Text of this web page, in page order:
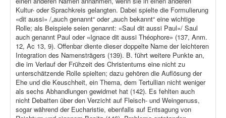
Kultur- oder Sprachkreis gelangten. Dabei spielte die Formulierung
«dit aussi» /„auch genannt“ oder „auch bekannt“ eine wichtige
Rolle; als Beispiele seien genannt: «Saul dit aussi Paul»/ Saul
auch genannt Paul oder «Ignace dit aussi Théophore» (137, Anm.
12, Ac 13, 9). Offenbar diente dieser doppelte Name der leichteren
Integration des Namensträgers (139). B. führt weitere Punkte an,
die im Verlauf der Frühzeit des Christentums eine nicht zu
unterschätzende Rolle spielten; dazu gehören die Auflösung der
Ehe und die Keuschheit, ein Thema, dem Tertullian nicht weniger
als sechs Abhandlungen gewidmet hat (142). Es fehlten auch
nicht Debatten über den Verzicht auf Fleisch- und Weingenuss,
sogar während der Eucharistie, ebenfalls auf Entsagung von